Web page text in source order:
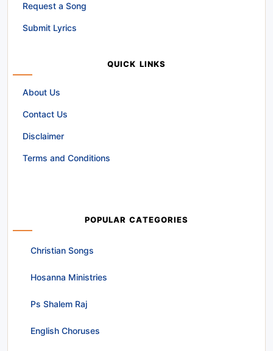
Request a Song
Submit Lyrics
QUICK LINKS
About Us
Contact Us
Disclaimer
Terms and Conditions
POPULAR CATEGORIES
Christian Songs
Hosanna Ministries
Ps Shalem Raj
English Choruses